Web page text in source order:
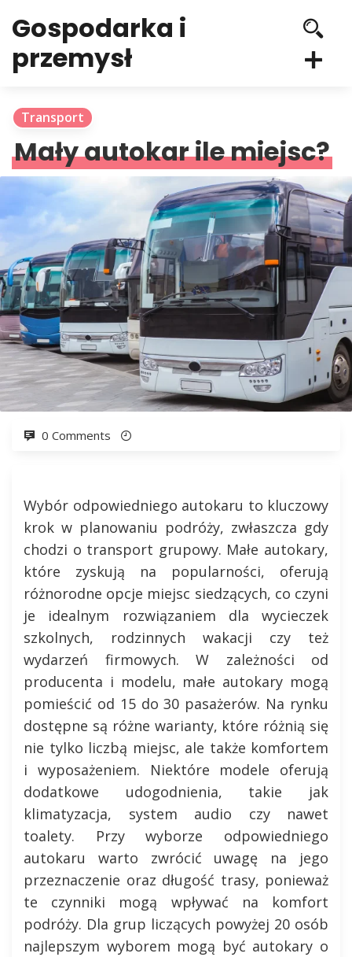
Gospodarka i
przemysł
Transport
Mały autokar ile miejsc?
0 Comments
Wybór odpowiedniego autokaru to kluczowy
krok w planowaniu podróży, zwłaszcza gdy
chodzi o transport grupowy. Małe autokary,
które zyskują na popularności, oferują
różnorodne opcje miejsc siedzących, co czyni
je idealnym rozwiązaniem dla wycieczek
szkolnych, rodzinnych wakacji czy też
wydarzeń firmowych. W zależności od
producenta i modelu, małe autokary mogą
pomieścić od 15 do 30 pasażerów. Na rynku
dostępne są różne warianty, które różnią się
nie tylko liczbą miejsc, ale także komfortem
i wyposażeniem. Niektóre modele oferują
dodatkowe udogodnienia, takie jak
klimatyzacja, system audio czy nawet
toalety. Przy wyborze odpowiedniego
autokaru warto zwrócić uwagę na jego
przeznaczenie oraz długość trasy, ponieważ
te czynniki mogą wpływać na komfort
podróży. Dla grup liczących powyżej 20 osób
najlepszym wyborem mogą być autokary o